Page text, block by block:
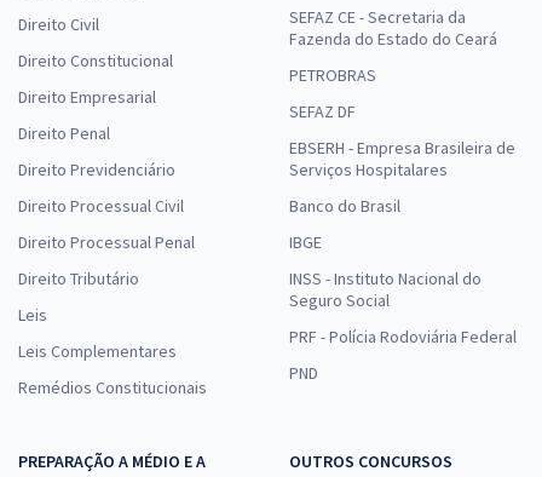
Direito Civil
Direito Constitucional
Direito Empresarial
Direito Penal
Direito Previdenciário
Direito Processual Civil
Direito Processual Penal
Direito Tributário
Leis
Leis Complementares
Remédios Constitucionais
SEFAZ CE - Secretaria da
Fazenda do Estado do Ceará
PETROBRAS
SEFAZ DF
EBSERH - Empresa Brasileira de
Serviços Hospitalares
Banco do Brasil
IBGE
INSS - Instituto Nacional do
Seguro Social
PRF - Polícia Rodoviária Federal
PND
PREPARAÇÃO A MÉDIO E A
OUTROS CONCURSOS